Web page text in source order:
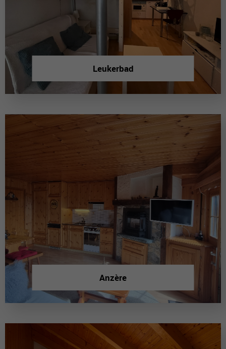
Leukerbad
Anzère